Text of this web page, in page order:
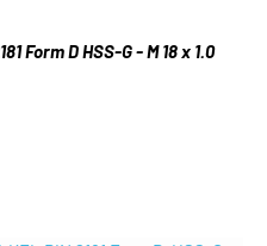
Form D HSS-G - M 18 x 1.0